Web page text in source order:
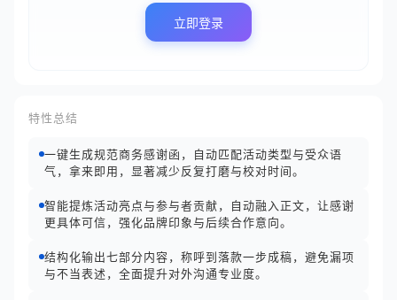
立即登录
特性总结
一键生成规范商务感谢函，自动匹配活动类型与受众语
气，拿来即用，显著减少反复打磨与校对时间。
智能提炼活动亮点与参与者贡献，自动融入正文，让感谢
更具体可信，强化品牌印象与后续合作意向。
结构化输出七部分内容，称呼到落款一步成稿，避免漏项
与不当表述，全面提升对外沟通专业度。